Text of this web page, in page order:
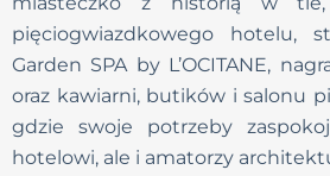
pięciogwiazdkowego hotelu,
Garden SPA by L’OCITANE,
oraz kawiarni, butików i salonu
gdzie swoje potrzeby
hotelowi, ale i amatorzy